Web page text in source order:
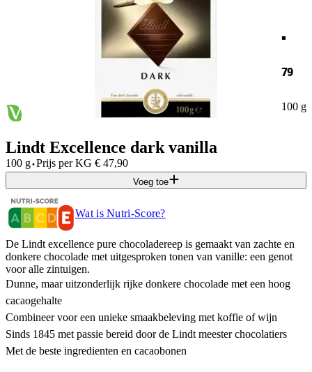
.
79
100 g
Lindt Excellence dark vanilla
100 g·Prijs per KG € 47,90
Voeg toe
Wat is Nutri-Score?
De Lindt excellence pure chocoladereep is gemaakt van zachte en
donkere chocolade met uitgesproken tonen van vanille: een genot
voor alle zintuigen.
Dunne, maar uitzonderlijk rijke donkere chocolade met een hoog
cacaogehalte
Combineer voor een unieke smaakbeleving met koffie of wijn
Sinds 1845 met passie bereid door de Lindt meester chocolatiers
Met de beste ingredienten en cacaobonen